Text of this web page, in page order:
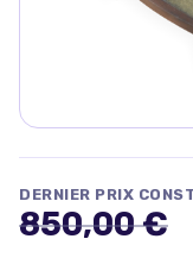
DERNIER PRIX
850,00 €